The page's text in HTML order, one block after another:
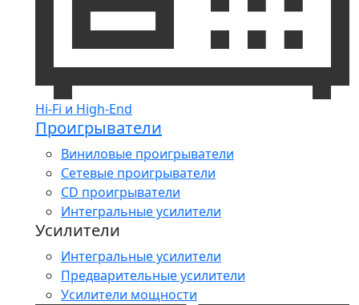
Hi-Fi и High-End
Проигрыватели
Виниловые проигрыватели
Сетевые проигрыватели
CD проигрыватели
Интегральные усилители
Усилители
Интегральные усилители
Предварительные усилители
Усилители мощности